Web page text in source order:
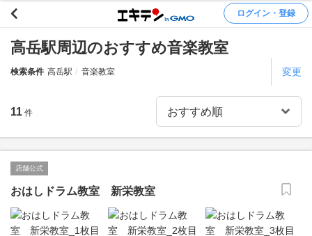
ログイン・登録
高岳駅周辺のおすすめ音楽教室
検索条件 高岳駅 音楽教室 変更
11 件
店舗公式
おはしドラム教室 新栄教室